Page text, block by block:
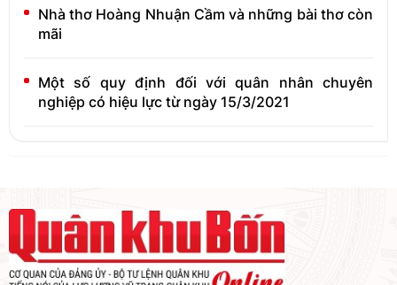
Nhà thơ Hoàng Nhuận Cầm và những bài thơ còn
mãi
Một số quy định đối với quân nhân chuyên
nghiệp có hiệu lực từ ngày 15/3/2021